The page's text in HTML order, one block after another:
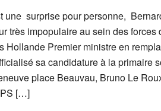
une surprise pour personne,
très impopulaire au sein des forces
Hollande Premier ministre en
sa candidature à la primaire
place Beauvau, Bruno Le
[…]